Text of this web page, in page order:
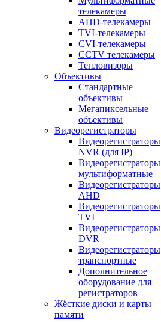
телекамеры
AHD-телекамеры
TVI-телекамеры
CVI-телекамеры
CCTV телекамеры
Тепловизоры
Объективы
Стандартные
объективы
Мегапиксельные
объективы
Видеорегистраторы
Видеорегистраторы
NVR (для IP)
Видеорегистраторы
мультиформатные
Видеорегистраторы
AHD
Видеорегистраторы
TVI
Видеорегистраторы
DVR
Видеорегистраторы
транспортные
Дополнительное
оборудование для
регистраторов
Жёсткие диски и карты
памяти